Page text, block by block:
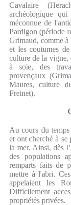
Cavalaire
archéologique
méconnue de
Pardigon (période
Grimaud, comme à
et les coutumes
culture de la vigne,
à soie, des
provençaux
Maures, culture
Freinet).
Au cours du
et ont cherché à se
la mer. Ainsi, dès
des populations
remparts faits de
mettre à l'abri.
appelaient les
Difficilement
propriétés privées.